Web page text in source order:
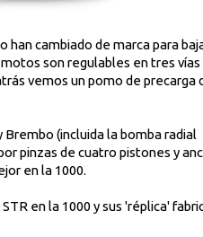
cambiado de marca para
motos son regulables en tres
vemos un pomo de precarga
(incluida la bomba radial
pinzas de cuatro pistones y
en la 1000.
en la 1000 y sus 'réplica'